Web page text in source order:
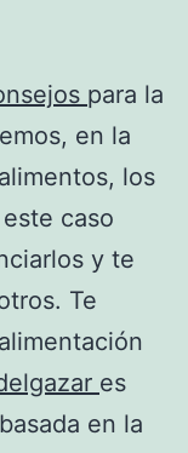
para la
en la
los
caso
y te
Te
es
en la